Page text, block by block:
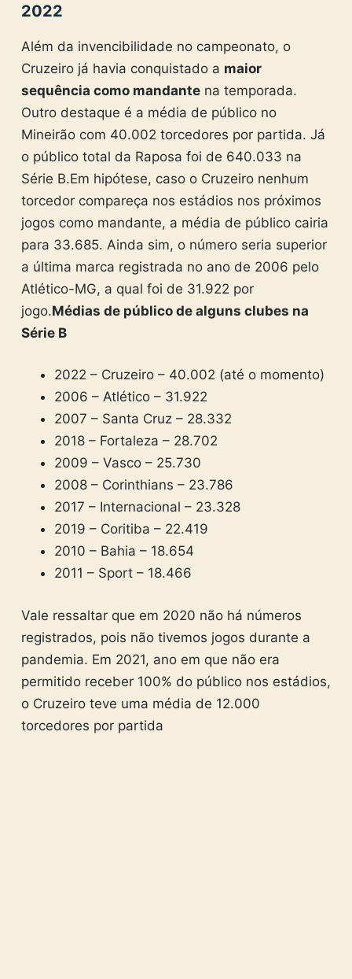
2022
Além da invencibilidade no campeonato, o
Cruzeiro já havia conquistado a maior
sequência como mandantena temporada.
Outro destaque é a média de público no
Mineirão com 40.002 torcedores por partida. Já
o público total da Raposa foi de 640.033 na
Série B.Em hipótese, caso o Cruzeiro nenhum
torcedor compareça nos estádios nos próximos
jogos como mandante, a média de público cairia
para 33.685. Ainda sim, o número seria superior
a última marca registrada no ano de 2006 pelo
Atlético-MG, a qual foi de 31.922 por
jogo.Médias de público de alguns clubes na
Série B
2022 – Cruzeiro – 40.002 (até o momento)
2006 – Atlético – 31.922
2007 – Santa Cruz – 28.332
2018 – Fortaleza – 28.702
2009 – Vasco – 25.730
2008 – Corinthians – 23.786
2017 – Internacional – 23.328
2019 – Coritiba – 22.419
2010 – Bahia – 18.654
2011 – Sport – 18.466
Vale ressaltar que em 2020 não há números
registrados, pois não tivemos jogos durante a
pandemia. Em 2021, ano em que não era
permitido receber 100% do público nos estádios,
o Cruzeiro teve uma média de 12.000
torcedores por partida